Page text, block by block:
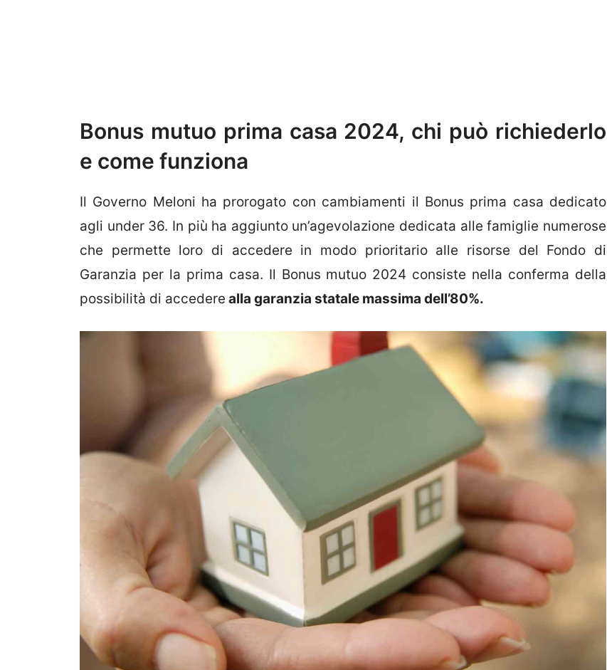
Bonus mutuo prima casa 2024, chi può richiederlo
e come funziona
Il Governo Meloni ha prorogato con cambiamenti il Bonus prima casa dedicato
agli under 36. In più ha aggiunto un’agevolazione dedicata alle famiglie numerose
che permette loro di accedere in modo prioritario alle risorse del Fondo di
Garanzia per la prima casa. Il Bonus mutuo 2024 consiste nella conferma della
possibilità di accedere alla garanzia statale massima dell’80%.